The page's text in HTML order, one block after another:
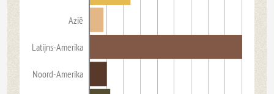
Azië
Latijns-Amerika
Noord-Amerika